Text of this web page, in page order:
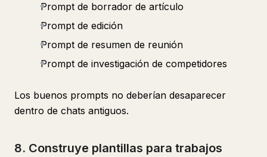
Prompt de borrador de artículo
Prompt de edición
Prompt de resumen de reunión
Prompt de investigación de competidores
Los buenos prompts no deberían desaparecer
dentro de chats antiguos.
8. Construye plantillas para trabajos